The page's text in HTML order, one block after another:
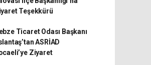
Teşekkürü
Ticaret Odası Başkanı
ASRİAD
Ziyaret